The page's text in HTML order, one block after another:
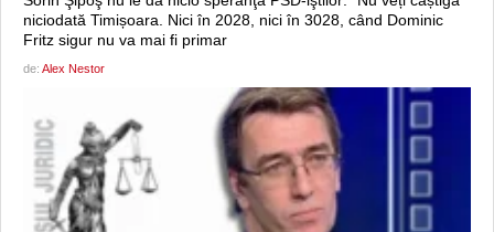
niciodată Timișoara. Nici în 2028, nici în 3028, când Dominic
Fritz sigur nu va mai fi primar
de: Alex Nestor